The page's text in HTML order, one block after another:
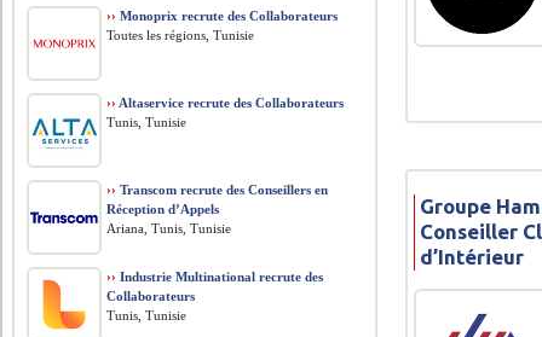
Groupe
Conseiller
d’Intérieur
›› Monoprix recrute des Collaborateurs
Toutes les régions, Tunisie
›› Altaservice recrute des Collaborateurs
Tunis, Tunisie
›› Transcom recrute des Conseillers en
Réception d’Appels
Ariana, Tunis, Tunisie
›› Industrie Multinational recrute des
Collaborateurs
Tunis, Tunisie